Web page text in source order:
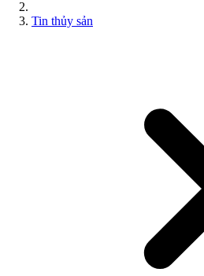
Tin thủy sản